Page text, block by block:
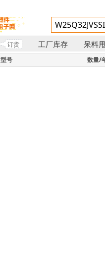
订货 工厂库存 呆料
型号 数量/